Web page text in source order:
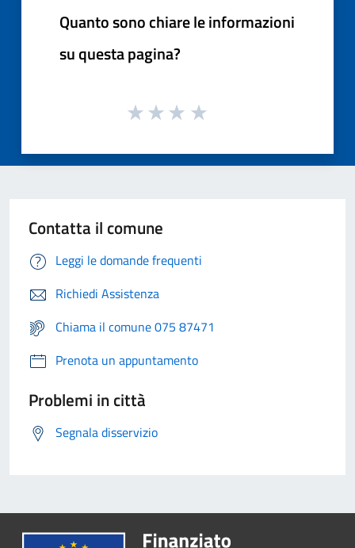
Quanto sono chiare le informazioni
su questa pagina?
Contatta il comune
Leggi le domande frequenti
Richiedi Assistenza
Chiama il comune 075 87471
Prenota un appuntamento
Problemi in città
Segnala disservizio